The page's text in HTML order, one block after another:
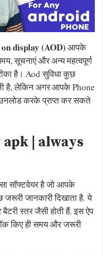
display (AOD) आपके
सूचनाएं और अन्य महत्वपूर्ण
है। Aod सुविधा कुछ
है, लेकिन अगर आपके Phone
करके प्राप्त कर सकते
| always
सॉफ्टवेयर है जो आपके
जरूरी जानकारी दिखाता है. ये
स्तर जैसी होती हैं. इस ऐप
किए ही समय और जरूरी